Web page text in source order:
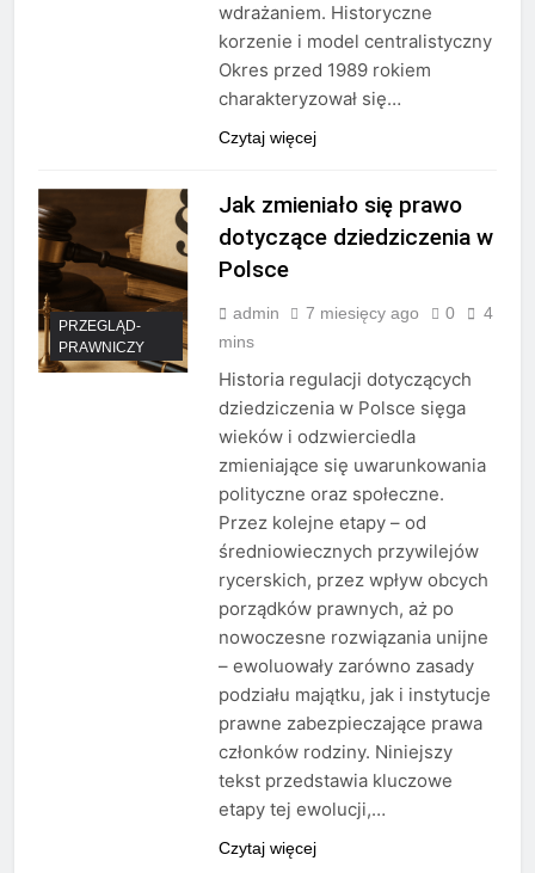
wdrażaniem. Historyczne
korzenie i model centralistyczny
Okres przed 1989 rokiem
charakteryzował się…
Czytaj więcej
PRZEGLĄD-
PRAWNICZY
Jak zmieniało się prawo
dotyczące dziedziczenia w
Polsce
admin 7 miesięcy ago 0
4
mins
Historia regulacji dotyczących
dziedziczenia w Polsce sięga
wieków i odzwierciedla
zmieniające się uwarunkowania
polityczne oraz społeczne.
Przez kolejne etapy – od
średniowiecznych przywilejów
rycerskich, przez wpływ obcych
porządków prawnych, aż po
nowoczesne rozwiązania unijne
– ewoluowały zarówno zasady
podziału majątku, jak i instytucje
prawne zabezpieczające prawa
członków rodziny. Niniejszy
tekst przedstawia kluczowe
etapy tej ewolucji,…
Czytaj więcej